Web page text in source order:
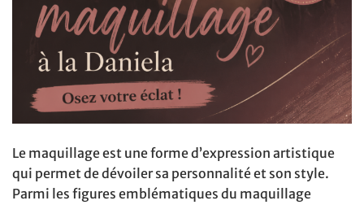
Le maquillage est une forme d’expression artistique
qui permet de dévoiler sa personnalité et son style.
Parmi les figures emblématiques du maquillage